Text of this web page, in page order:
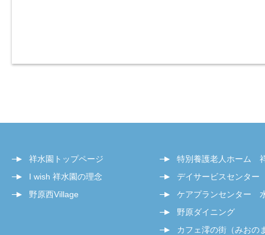
祥水園トップページ
I wish 祥水園の理念
野原西Village
特別養護老人ホーム
デイサービスセンタ
ケアプランセンター
野原ダイニング
カフェ澪の街（みおの